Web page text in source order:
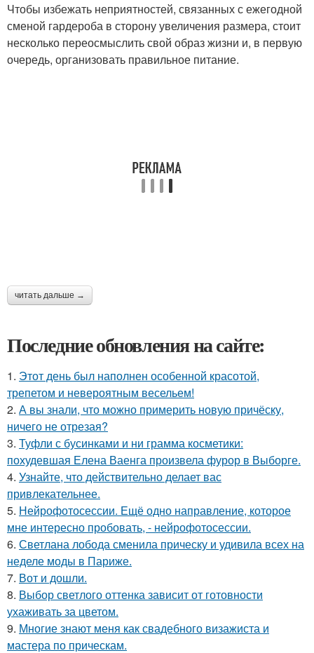
Чтобы избежать неприятностей, связанных с ежегодной
сменой гардероба в сторону увеличения размера, стоит
несколько переосмыслить свой образ жизни и, в первую
очередь, организовать правильное питание.
читать дальше →
Последние обновления на сайте:
1. Этот день был наполнен особенной красотой,
трепетом и невероятным весельем!
2. А вы знали, что можно примерить новую причёску,
ничего не отрезая?
3. Туфли с бусинками и ни грамма косметики:
похудевшая Елена Ваенга произвела фурор в Выборге.
4. Узнайте, что действительно делает вас
привлекательнее.
5. Нейрофотосессии. Ещё одно направление, которое
мне интересно пробовать, - нейрофотосессии.
6. Светлана лобода сменила прическу и удивила всех на
неделе моды в Париже.
7. Вот и дошли.
8. Выбор светлого оттенка зависит от готовности
ухаживать за цветом.
9. Многие знают меня как свадебного визажиста и
мастера по прическам.